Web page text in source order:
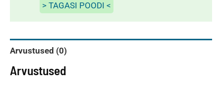
> TAGASI POODI <
Arvustused (0)
Arvustused